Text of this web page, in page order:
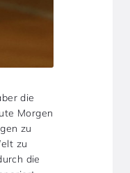
die
Morgen
zu
zu
die